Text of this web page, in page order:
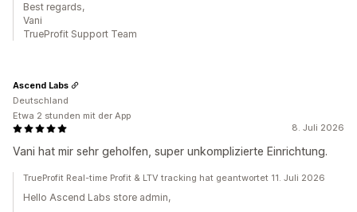
Best regards,
Vani
TrueProfit Support Team
8. Juli 2026
Vani hat mir sehr geholfen, super unkomplizierte Einrichtung.
Ascend Labs
Deutschland
Etwa 2 stunden mit der App
TrueProfit Real-time Profit & LTV tracking hat geantwortet 11. Juli 2026
Hello Ascend Labs store admin,